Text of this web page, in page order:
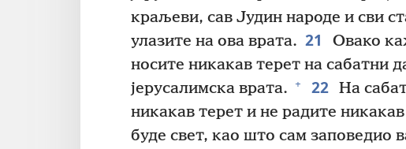
краљеви, сав Јудин народе и сви
улазите на ова врата. 21
Овако
носите никакав терет на сабатни
јерусалимска врата.
+ 22 На
никакав терет и не радите
буде свет, као што сам заповедио